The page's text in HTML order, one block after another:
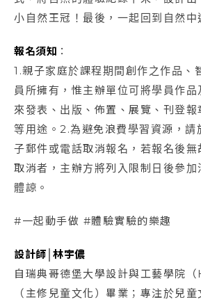
小自然王冠！最後，一起回到自然中
報名須知 ：
1.親子家庭於課程期間創作之作品、
員所擁有，惟主辦單位可將學員作
來發表、出版、佈置、展覽、刊登
等用途。2.為避免浪費學習資源，請
子郵件或電話取消報名，若報名後無
取消者，主辦方將列入限制日後參
體諒。
#一起動手做 #體驗實驗的樂趣
設計師│林宇儂
自瑞典哥德堡大學設計與工藝學院
（主修兒童文化）畢業；專注於兒